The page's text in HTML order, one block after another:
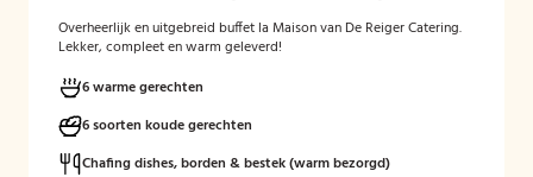
Overheerlijk en uitgebreid buffet la Maison van De Reiger Catering.
Lekker, compleet en warm geleverd!
6 warme gerechten
6 soorten koude gerechten
Chafing dishes, borden & bestek (warm bezorgd)